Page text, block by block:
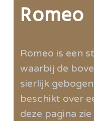
Romeo
Romeo is een
waarbij de
sierlijk
beschikt over
deze pagina